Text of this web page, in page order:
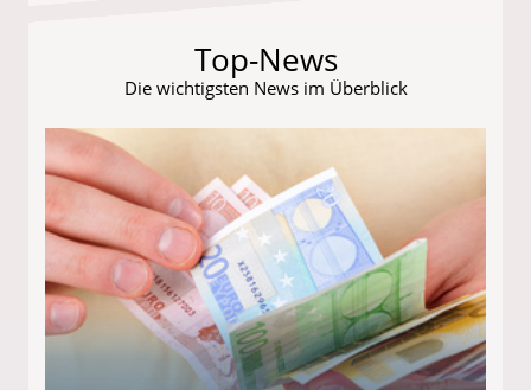
Top-News
Die wichtigsten News im Überblick